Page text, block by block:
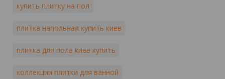
купить плитку на пол
плитка напольная купить киев
плитка для пола киев купить
коллекции плитки для ванной